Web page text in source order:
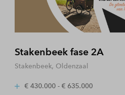
Stakenbeek fase 2A
Stakenbeek, Oldenzaal
€ 430.000 - € 635.000